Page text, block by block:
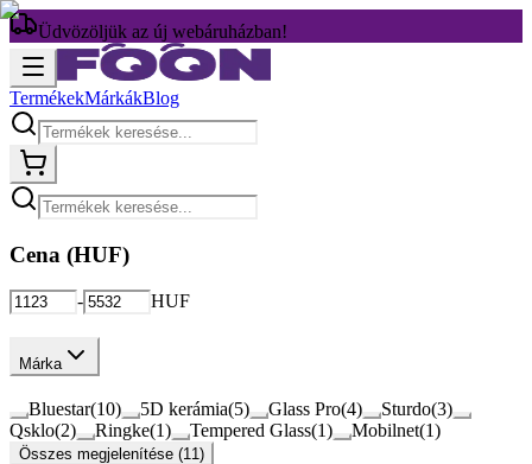
Üdvözöljük az új webáruházban!
TermékekMárkákBlog
Cena (HUF)
- HUF
Márka
Bluestar(10) 5D kerámia(5) Glass Pro(4) Sturdo(3)
Qsklo(2) Ringke(1) Tempered Glass(1) Mobilnet(1)
Összes megjelenítése (11)